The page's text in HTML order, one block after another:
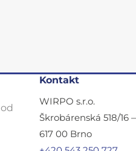
Kontakt
WIRPO s.r.o.
Škrobárenská 518/16
617 00 Brno